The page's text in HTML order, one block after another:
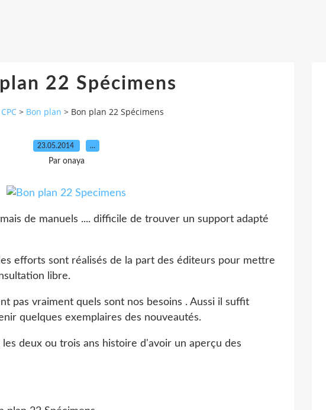
22 Spécimens
> Bon plan > Bon plan 22 Spécimens
23.05.2014 …
Par onaya
de manuels .... difficile de trouver un support adapté
efforts sont réalisés de la part des éditeurs pour mettre
libre.
pas vraiment quels sont nos besoins . Aussi il suffit
quelques exemplaires des nouveautés.
deux ou trois ans histoire d'avoir un aperçu des